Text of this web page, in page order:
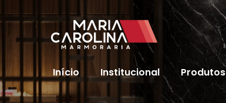
Início Institucional Produtos